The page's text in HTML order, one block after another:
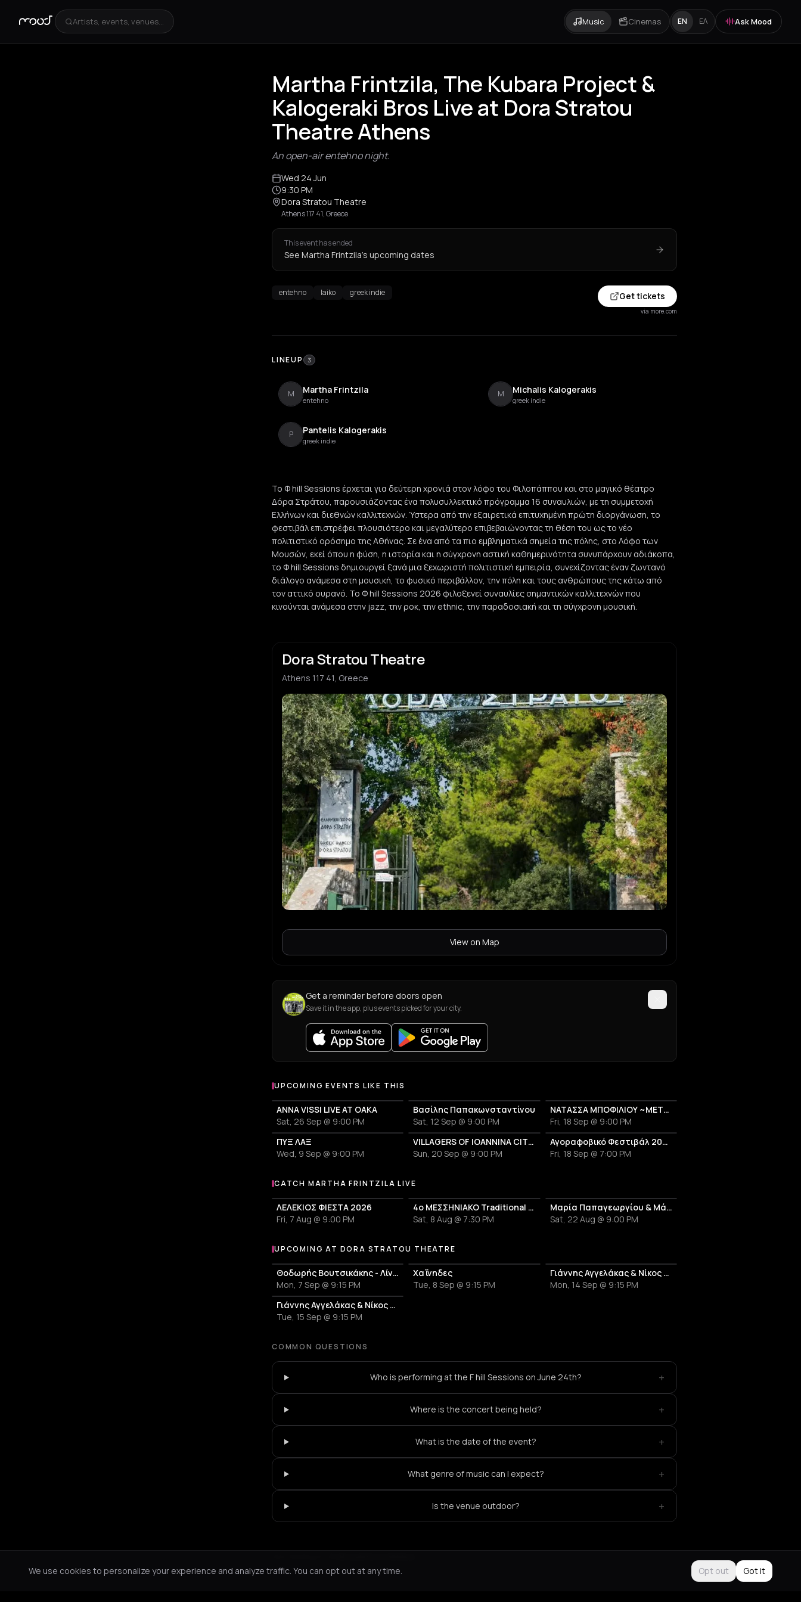
Artists, events, venues... Music Cinemas EN ΕΛ Ask Mood
Martha Frintzila, The Kubara Project &
Kalogeraki Bros Live at Dora Stratou
Theatre Athens
An open-air entehno night.
Wed 24 Jun
9:30 PM
Dora Stratou Theatre
Athens 117 41, Greece
This event has ended
See Martha Frintzila's upcoming dates
entehno laiko greek indie Get tickets
via more.com
LINEUP 3
M Martha Frintzila
entehno
M Michalis Kalogerakis
greek indie
P Pantelis Kalogerakis
greek indie
Το Φ hill Sessions έρχεται για δεύτερη χρονιά στον λόφο του Φιλοπάππου και στο μαγικό θέατρο
Δόρα Στράτου, παρουσιάζοντας ένα πολυσυλλεκτικό πρόγραμμα 16 συναυλιών, με τη συμμετοχή
Ελλήνων και διεθνών καλλιτεχνών. Ύστερα από την εξαιρετικά επιτυχημένη πρώτη διοργάνωση, το
φεστιβάλ επιστρέφει πλουσιότερο και μεγαλύτερο επιβεβαιώνοντας τη θέση του ως το νέο
πολιτιστικό ορόσημο της Αθήνας. Σε ένα από τα πιο εμβληματικά σημεία της πόλης, στο Λόφο των
Μουσών, εκεί όπου η φύση, η ιστορία και η σύγχρονη αστική καθημερινότητα συνυπάρχουν αδιάκοπα,
το Φ hill Sessions δημιουργεί ξανά μια ξεχωριστή πολιτιστική εμπειρία, συνεχίζοντας έναν ζωντανό
διάλογο ανάμεσα στη μουσική, το φυσικό περιβάλλον, την πόλη και τους ανθρώπους της κάτω από
τον αττικό ουρανό. Το Φ hill Sessions 2026 φιλοξενεί συναυλίες σημαντικών καλλιτεχνών που
κινούνται ανάμεσα στην jazz, την ροκ, την ethnic, την παραδοσιακή και τη σύγχρονη μουσική.
Dora Stratou Theatre
Athens 117 41, Greece
View on Map
Get a reminder before doors open
Save it in the app, plus events picked for your city.
UPCOMING EVENTS LIKE THIS
ANNA VISSI LIVE AT OAKA
Sat, 26 Sep @ 9:00 PM
Βασίλης Παπακωνσταντίνου
Sat, 12 Sep @ 9:00 PM
ΝΑΤΑΣΣΑ ΜΠΟΦΙΛΙΟΥ ~ΜΕΤΡΗΜΑ~
Fri, 18 Sep @ 9:00 PM
ΠΥΞ ΛΑΞ
Wed, 9 Sep @ 9:00 PM
VILLAGERS OF IOANNINA CITY - VENCEREMOS 2026
Sun, 20 Sep @ 9:00 PM
Αγοραφοβικό Φεστιβάλ 2026
Fri, 18 Sep @ 7:00 PM
More events with Martha Frintzila
CATCH MARTHA FRINTZILA LIVE
ΛΕΛΕΚΙΟΣ ΦΙΕΣΤΑ 2026
Fri, 7 Aug @ 9:00 PM
4ο ΜΕΣΣΗΝΙΑΚΟ Traditional Festival
Sat, 8 Aug @ 7:30 PM
Μαρία Παπαγεωργίου & Μάρθα Φριντζήλα — «Μία σκηνή, δύο μπάντες»
Sat, 22 Aug @ 9:00 PM
More events at Dora Stratou Theatre
UPCOMING AT DORA STRATOU THEATRE
Θοδωρής Βουτσικάκης - Λίνα Νικολακοπούλου - Τυχερό Αστέρι
Mon, 7 Sep @ 9:15 PM
Χαΐνηδες
Tue, 8 Sep @ 9:15 PM
Γιάννης Αγγελάκας & Νίκος Βελιώτης - Λύκοι Λάιβ
Mon, 14 Sep @ 9:15 PM
Γιάννης Αγγελάκας & Νίκος Βελιώτης - Λύκοι Λάιβ
Tue, 15 Sep @ 9:15 PM
COMMON QUESTIONS
Who is performing at the F hill Sessions on June 24th? +
Where is the concert being held? +
What is the date of the event? +
What genre of music can I expect? +
Is the venue outdoor? +
We use cookies to personalize your experience and analyze traffic. You can opt out at any time.
Opt out Got it